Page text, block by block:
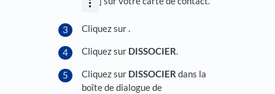
Cliquez sur .
Cliquez sur DISSOCIER.
Cliquez sur DISSOCIER dans la
boîte de dialogue de